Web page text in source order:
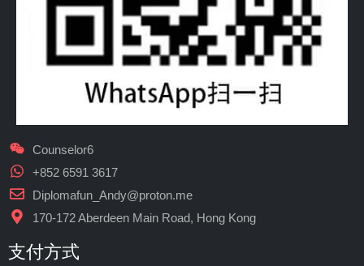
Counselor6
+852 6591 3617
Diplomafun_Andy@proton.me
170-172 Aberdeen Main Road, Hong Kong
支付方式